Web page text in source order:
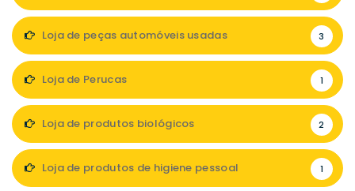
Loja de peças automóveis usadas 3
Loja de Perucas 1
Loja de produtos biológicos 2
Loja de produtos de higiene pessoal 1